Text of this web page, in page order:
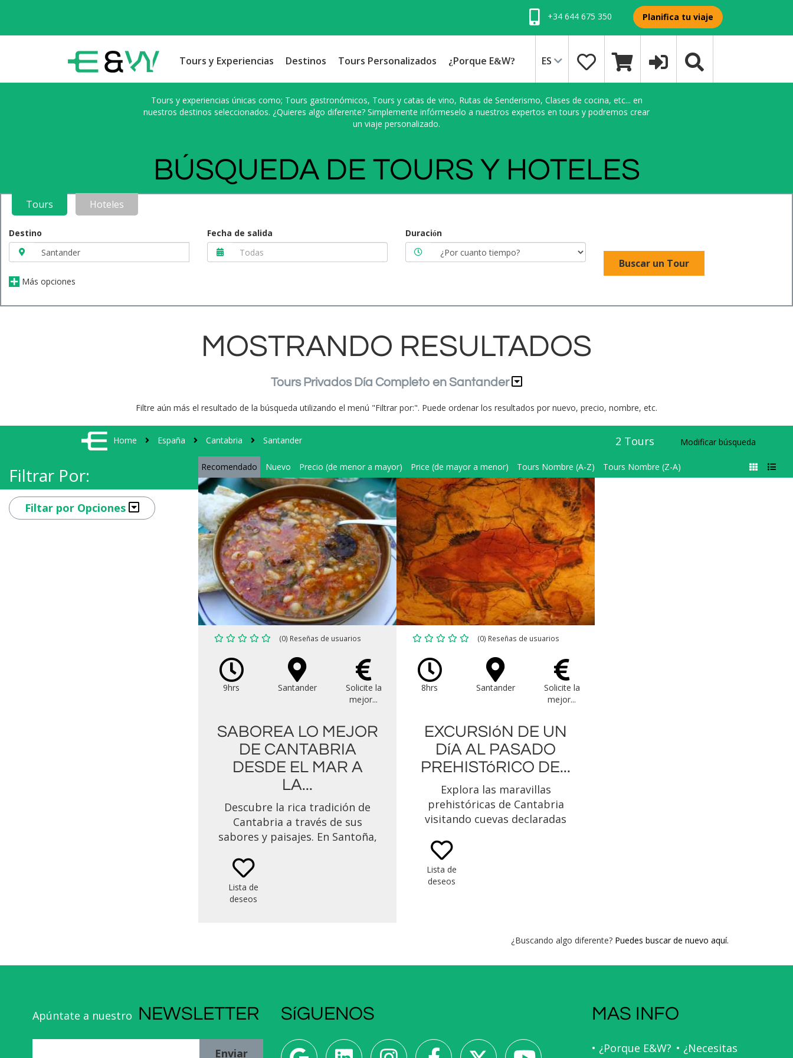
+34 644 675 350 Planifica tu viaje
Tours y Experiencias Destinos Tours Personalizados ¿Porque E&W? ES
Tours y experiencias únicas como; Tours gastronómicos, Tours y catas de vino, Rutas de Senderismo, Clases de cocina, etc... en
nuestros destinos seleccionados. ¿Quieres algo diferente? Simplemente infórmeselo a nuestros expertos en tours y podremos crear
un viaje personalizado.
BÚSQUEDA DE TOURS Y HOTELES
Tours Hoteles
Destino Fecha de salida Duración
Buscar un Tour
Más opciones
MOSTRANDO RESULTADOS
Tours Privados Día Completo en Santander
Filtre aún más el resultado de la búsqueda utilizando el menú "Filtrar por:". Puede ordenar los resultados por nuevo, precio, nombre, etc.
Home España Cantabria Santander 2 Tours Modificar búsqueda
Filtrar Por:
Filtar por Opciones
Recomendado Nuevo Precio (de menor a mayor) Price (de mayor a menor) Tours Nombre (A-Z) Tours Nombre (Z-A)
(0) Reseñas de usuarios
9hrs Santander
Solicite la
mejor...
SABOREA LO MEJOR
DE CANTABRIA
DESDE EL MAR A
LA...
Descubre la rica tradición de
Cantabria a través de sus
sabores y paisajes. En Santoña,
producción de las famosas
anchoas del Cantábrico y luego
disfruta de una cata de vinos
Lista de
deseos
(0) Reseñas de usuarios
8hrs Santander
Solicite la
mejor...
EXCURSIóN DE UN
DíA AL PASADO
PREHISTóRICO DE...
Explora las maravillas
prehistóricas de Cantabria
visitando cuevas declaradas
por la UNESCO con arte
rupestre y tesoros
arqueológicos. Disfruta de una
Lista de
deseos
¿Buscando algo diferente? Puedes buscar de nuevo aquí.
Apúntate a nuestro NEWSLETTER
Enviar
SíGUENOS MAS INFO
• ¿Porque E&W? • ¿Necesitas